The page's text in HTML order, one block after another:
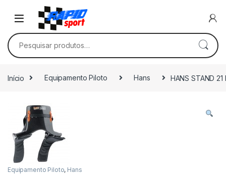
Skip to navigation
Skip to content
Pesquisar por:
Início Equipamento Piloto Hans HANS STAND 21
Equipamento Piloto, Hans